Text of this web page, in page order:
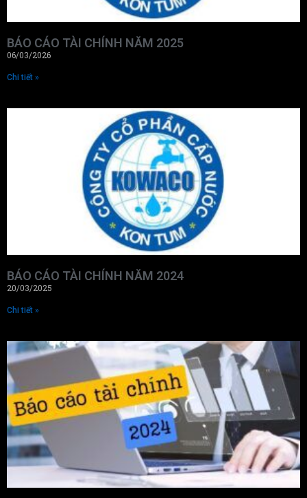
BÁO CÁO TÀI CHÍNH NĂM 2025
06/03/2026
Chi tiết »
BÁO CÁO TÀI CHÍNH NĂM 2024
20/03/2025
Chi tiết »